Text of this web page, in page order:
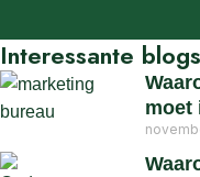
Interessante blogs
moet